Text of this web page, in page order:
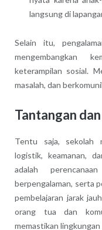
langsung di
Selain itu,
mengembangkan
keterampilan sosial.
masalah, dan
Tantangan
Tentu saja, sekolah
logistik, keamanan,
adalah
berpengalaman, serta
pembelajaran jarak
orang tua dan
memastikan lingkungan